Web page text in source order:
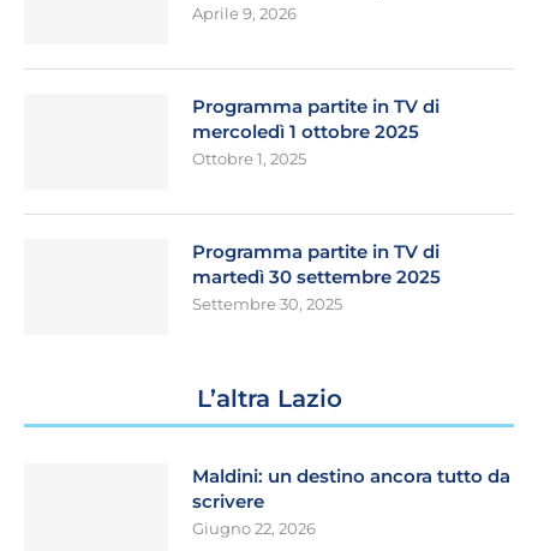
Aprile 9, 2026
Programma partite in TV di
mercoledì 1 ottobre 2025
Ottobre 1, 2025
Programma partite in TV di
martedì 30 settembre 2025
Settembre 30, 2025
L’altra Lazio
Maldini: un destino ancora tutto da
scrivere
Giugno 22, 2026